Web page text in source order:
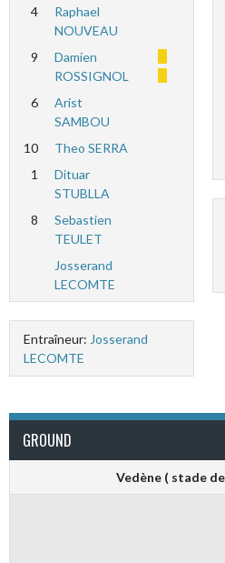
4
Raphael
NOUVEAU
9
Damien
ROSSIGNOL
6
Arist
SAMBOU
10
Theo SERRA
1
Dituar
STUBLLA
8
Sebastien
TEULET
Josserand
LECOMTE
Entraîneur: Josserand
LECOMTE
GROUND
Vedène ( stade